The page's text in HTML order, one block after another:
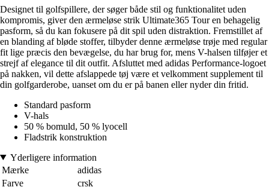
Designet til golfspillere, der søger både stil og funktionalitet uden
kompromis, giver den ærmeløse strik Ultimate365 Tour en behagelig
pasform, så du kan fokusere på dit spil uden distraktion. Fremstillet af
en blanding af bløde stoffer, tilbyder denne ærmeløse trøje med regular
fit lige præcis den bevægelse, du har brug for, mens V-halsen tilføjer et
strejf af elegance til dit outfit. Afsluttet med adidas Performance-logoet
på nakken, vil dette afslappede tøj være et velkomment supplement til
din golfgarderobe, uanset om du er på banen eller nyder din fritid.
Standard pasform
V-hals
50 % bomuld, 50 % lyocell
Fladstrik konstruktion
Yderligere information
Mærke
adidas
Farve
crsk